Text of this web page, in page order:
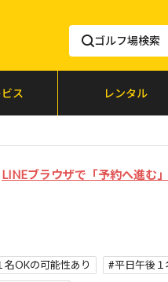
ゴルフ場検索
ス レンタル
LINEブラウザで「予約へ進む
名OKの可能性あり
平日午後